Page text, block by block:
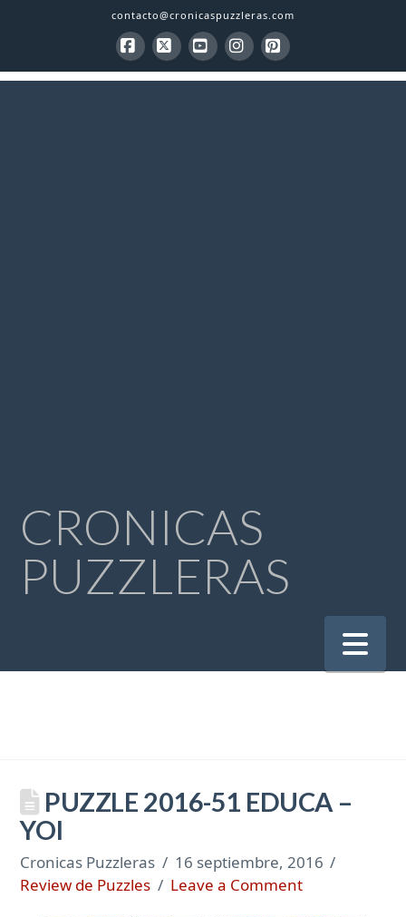
contacto@cronicaspuzzleras.com
Facebook
X YouTubeInstagram
Pinterest
CRONICAS
PUZZLERAS
PUZZLE 2016-51 EDUCA –
YOI
Cronicas Puzzleras
16 septiembre, 2016
Review de Puzzles
Leave a Comment